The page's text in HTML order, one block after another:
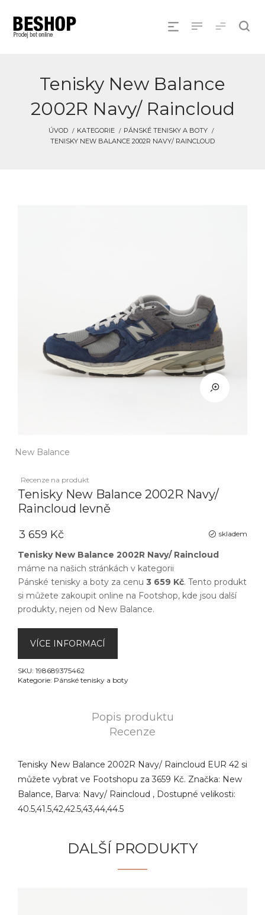
Tenisky New Balance
2002R Navy/ Raincloud
ÚVOD KATEGORIE
PÁNSKÉ TENISKY A BOTY
TENISKY NEW BALANCE 2002R NAVY/ RAINCLOUD
New Balance
Recenze na produkt
Tenisky New Balance 2002R Navy/
Raincloud levně
skladem
3 659 Kč
Tenisky New Balance 2002R Navy/ Raincloud
máme na našich stránkách v kategorii
Pánské tenisky a boty za cenu 3 659 Kč. Tento produkt
si můžete zakoupit online na Footshop, kde jsou další
produkty, nejen od New Balance.
VÍCE INFORMACÍ
SKU: 198689375462
Kategorie: Pánské tenisky a boty
Popis produktu
Recenze
Tenisky New Balance 2002R Navy/ Raincloud EUR 42 si
můžete vybrat ve Footshopu za 3659 Kč. Značka: New
Balance, Barva: Navy/ Raincloud , Dostupné velikosti:
40.5,41.5,42,42.5,43,44,44.5
DALŠÍ PRODUKTY